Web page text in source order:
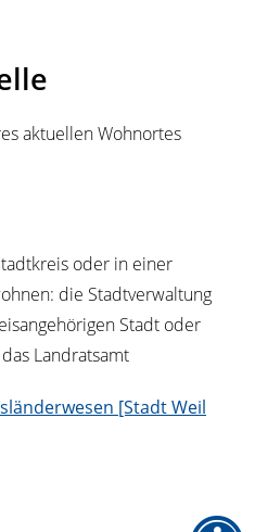
aktuellen Wohnortes
oder in einer
die Stadtverwaltung
Stadt oder
Landratsamt
[Stadt Weil